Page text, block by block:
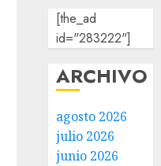
[the_ad
id="283222"]
ARCHIVO
agosto 2026
julio 2026
junio 2026